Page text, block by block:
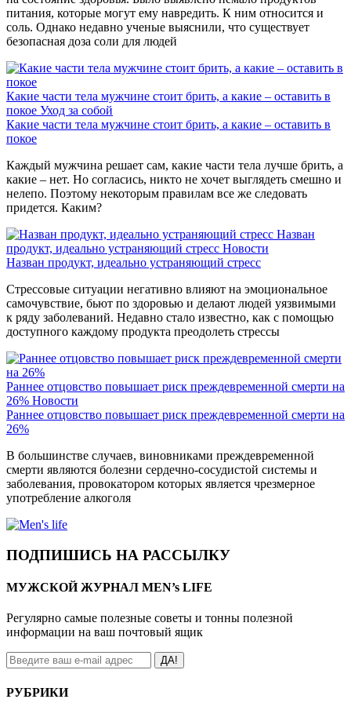
питания, которые могут ему навредить. К ним относится и
соль. Однако недавно ученые выяснили, что существует
безопасная доза соли для людей
Какие части тела мужчине стоит брить, а какие – оставить в
покое Уход за собой
Какие части тела мужчине стоит брить, а какие – оставить в
покое
Каждый мужчина решает сам, какие части тела лучше брить, а
какие – нет. Но согласись, никто не хочет выглядеть смешно и
нелепо. Поэтому некоторым правилам все же следовать
придется. Каким?
Назван
продукт, идеально устраняющий стресс Новости
Назван продукт, идеально устраняющий стресс
Стрессовые ситуации негативно влияют на эмоциональное
самочувствие, бьют по здоровью и делают людей уязвимыми
к ряду заболеваний. Недавно стало известно, как с помощью
доступного каждому продукта преодолеть стрессы
Раннее отцовство повышает риск преждевременной смерти на
26% Новости
Раннее отцовство повышает риск преждевременной смерти на
26%
В большинстве случаев, виновниками преждевременной
смерти являются болезни сердечно-сосудистой системы и
заболевания, провокатором которых является чрезмерное
употребление алкоголя
ПОДПИШИСЬ НА РАССЫЛКУ
МУЖСКОЙ ЖУРНАЛ MEN’s LIFE
Регулярно самые полезные советы и тонны полезной
информации на ваш почтовый ящик
ДА!
РУБРИКИ